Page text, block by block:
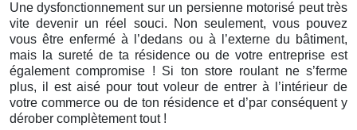
Une dysfonctionnement sur un persienne motorisé peut très
vite devenir un réel souci. Non seulement, vous pouvez
vous être enfermé à l’dedans ou à l’externe du bâtiment,
mais la sureté de ta résidence ou de votre entreprise est
également compromise ! Si ton store roulant ne s’ferme
plus, il est aisé pour tout voleur de entrer à l’intérieur de
votre commerce ou de ton résidence et d’par conséquent y
dérober complètement tout !